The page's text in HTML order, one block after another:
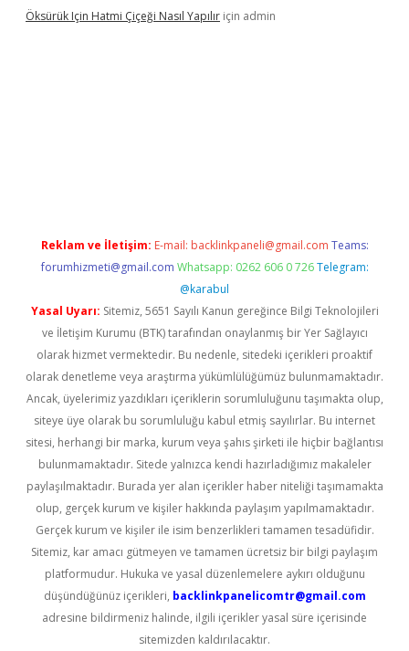
Öksürük Için Hatmi Çiçeği Nasıl Yapılır için admin
Reklam ve İletişim: E-mail: backlinkpaneli@gmail.com Teams:
forumhizmeti@gmail.com Whatsapp: 0262 606 0 726 Telegram:
@karabul
Yasal Uyarı: Sitemiz, 5651 Sayılı Kanun gereğince Bilgi Teknolojileri
ve İletişim Kurumu (BTK) tarafından onaylanmış bir Yer Sağlayıcı
olarak hizmet vermektedir. Bu nedenle, sitedeki içerikleri proaktif
olarak denetleme veya araştırma yükümlülüğümüz bulunmamaktadır.
Ancak, üyelerimiz yazdıkları içeriklerin sorumluluğunu taşımakta olup,
siteye üye olarak bu sorumluluğu kabul etmiş sayılırlar. Bu internet
sitesi, herhangi bir marka, kurum veya şahıs şirketi ile hiçbir bağlantısı
bulunmamaktadır. Sitede yalnızca kendi hazırladığımız makaleler
paylaşılmaktadır. Burada yer alan içerikler haber niteliği taşımamakta
olup, gerçek kurum ve kişiler hakkında paylaşım yapılmamaktadır.
Gerçek kurum ve kişiler ile isim benzerlikleri tamamen tesadüfidir.
Sitemiz, kar amacı gütmeyen ve tamamen ücretsiz bir bilgi paylaşım
platformudur. Hukuka ve yasal düzenlemelere aykırı olduğunu
düşündüğünüz içerikleri, backlinkpanelicomtr@gmail.com
adresine bildirmeniz halinde, ilgili içerikler yasal süre içerisinde
sitemizden kaldırılacaktır.